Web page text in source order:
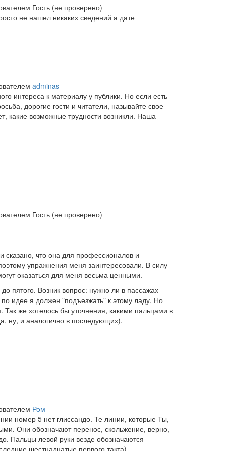
Гость (не проверено)
не нашел никаких сведений а дате
adminas
интереса к материалу у публики. Но если есть
дорогие гости и читатели, называйте свое
какие возможные трудности возникли. Наша
Гость (не проверено)
что она для профессионалов и
упражнения меня заинтересовали. В силу
оказаться для меня весьма ценными.
пятого. Возник вопрос: нужно ли в пассажах
по идее я должен "подъезжать" к этому ладу. Но
же хотелось бы уточнения, какими пальцами в
ну, и аналогично в последующих).
Ром
номер 5 нет глиссандо. Те линии, которые Ты,
Они обозначают перенос, скольжение, верно,
Пальцы левой руки везде обозначаются
шестнадцатые первого такта)